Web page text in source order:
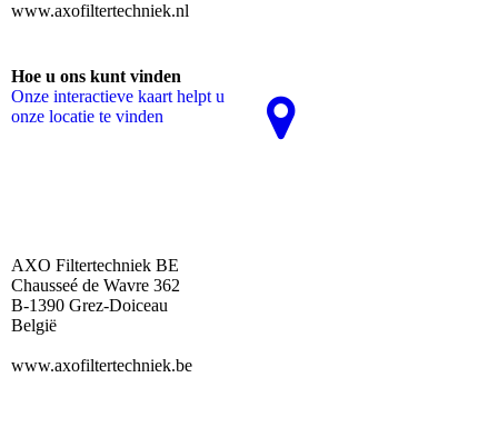
www.axofiltertechniek.nl
Hoe u ons kunt vinden
Onze interactieve kaart helpt u
onze locatie te vinden
AXO Filtertechniek BE
Chausseé de Wavre 362
B-1390 Grez-Doiceau
België
www.axofiltertechniek.be